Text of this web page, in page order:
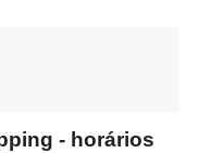
- horários